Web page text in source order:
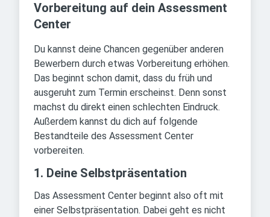
Vorbereitung auf dein Assessment
Center
Du kannst deine Chancen gegenüber anderen
Bewerbern durch etwas Vorbereitung erhöhen.
Das beginnt schon damit, dass du früh und
ausgeruht zum Termin erscheinst. Denn sonst
machst du direkt einen schlechten Eindruck.
Außerdem kannst du dich auf folgende
Bestandteile des Assessment Center
vorbereiten.
1. Deine Selbstpräsentation
Das Assessment Center beginnt also oft mit
einer Selbstpräsentation. Dabei geht es nicht